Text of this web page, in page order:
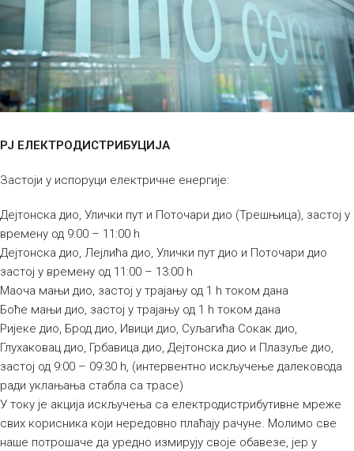
РЈ ЕЛЕКТРОДИСТРИБУЦИЈА
Застоји у испоруци електричне енергије:
Дејтонска дио, Улички пут и Поточари дио (Трешњица), застој у
времену од 9:00 – 11:00 h
Дејтонска дио, Лејлића дио, Улички пут дио и Поточари дио
застој у времену од 11:00 – 13:00 h
Маоча мањи дио, застој у трајању од 1 h током дана
Боће мањи дио, застој у трајању од 1 h током дана
Ријеке дио, Брод дио, Ивици дио, Суљагића Сокак дио,
Глухаковац дио, Грбавица дио, Дејтонска дио и Плазуље дио,
застој од 9:00 – 09:30 h, (интервентно искључење далековода
ради уклањања стабла са трасе)
У току је акција искључења са електродистрибутивне мреже
свих корисника који нередовно плаћају рачуне. Молимо све
наше потрошаче да уредно измирују своје обавезе, јер у